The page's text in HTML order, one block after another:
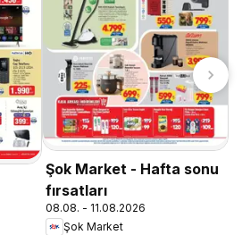
Şok Market - Hafta sonu
fırsatları
08.08. - 11.08.2026
Şok Market